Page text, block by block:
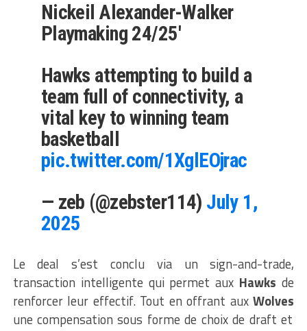
Nickeil Alexander-Walker
Playmaking 24/25′
Hawks attempting to build a
team full of connectivity, a
vital key to winning team
basketball
pic.twitter.com/1XglEOjrac
— zeb (@zebster114) July 1,
2025
Le deal s’est conclu via un sign-and-trade,
transaction intelligente qui permet aux Hawks de
renforcer leur effectif. Tout en offrant auxWolves
une compensation sous forme de choix de draft et